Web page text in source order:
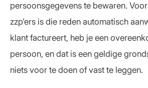
persoonsgegevens te bewaren.
zzp'ers is die reden automatisch
klant factureert, heb je een
persoon, en dat is een geldige
niets voor te doen of vast te leggen.